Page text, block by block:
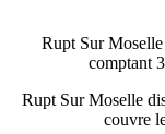
Rupt Sur
comptant
Rupt Sur Moselle
couvre